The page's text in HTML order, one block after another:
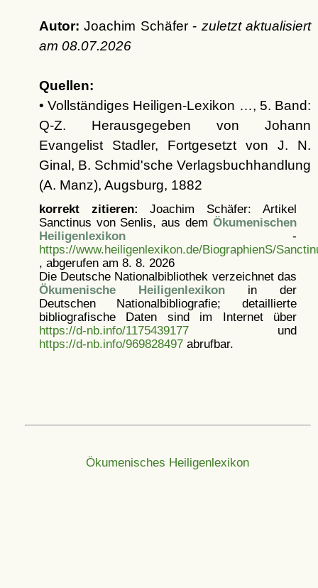
Autor: Joachim Schäfer - zuletzt aktualisiert
am 08.07.2026
Quellen:
• Vollständiges Heiligen-Lexikon …, 5. Band:
Q-Z. Herausgegeben von Johann
Evangelist Stadler, Fortgesetzt von J. N.
Ginal, B. Schmid'sche Verlagsbuchhandlung
(A. Manz), Augsburg, 1882
korrekt zitieren: Joachim Schäfer: Artikel
Sanctinus von Senlis, aus dem Ökumenischen
Heiligenlexikon-
https://www.heiligenlexikon.de/BiographienS/
, abgerufen am 8. 8. 2026
Die Deutsche Nationalbibliothek verzeichnet das
Ökumenische Heiligenlexikonin der
Deutschen Nationalbibliografie; detaillierte
bibliografische Daten sind im Internet über
https://d-nb.info/1175439177und
https://d-nb.info/969828497abrufbar.
Ökumenisches Heiligenlexikon